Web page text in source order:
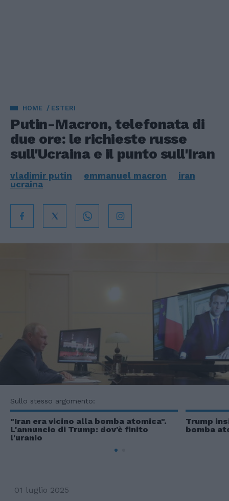
HOME ESTERI
Putin-Macron, telefonata di
due ore: le richieste russe
sull'Ucraina e il punto sull'Iran
vladimir putin emmanuel macron
iran
ucraina
Sullo stesso argomento:
"Iran era vicino alla bomba atomica".
L'annuncio di Trump: dov'è finito
l'uranio
Trump
bomba
01 luglio 2025